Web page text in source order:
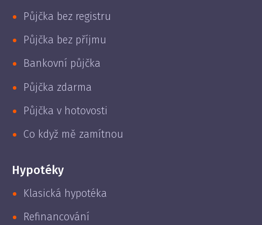
Půjčka bez registru
Půjčka bez příjmu
Bankovní půjčka
Půjčka zdarma
Půjčka v hotovosti
Co když mě zamítnou
Hypotéky
Klasická hypotéka
Refinancování